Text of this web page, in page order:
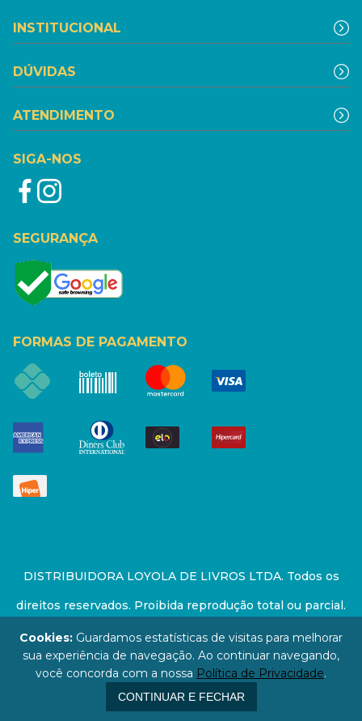
INSTITUCIONAL
DÚVIDAS
ATENDIMENTO
SIGA-NOS
SEGURANÇA
FORMAS DE PAGAMENTO
DISTRIBUIDORA LOYOLA DE LIVROS LTDA. Todos os
direitos reservados. Proibida reprodução total ou parcial.
Preços e estoque sujeito a alterações sem aviso prévio.
67.946.814/0001-94 - LOJA - Rua Senador Feijó - São
Paulo / SP - CEP: 01006-000
Cookies: Guardamos estatísticas de visitas para melhorar
sua experiência de navegação. Ao continuar navegando,
você concorda com a nossa Política de Privacidade.
CONTINUAR E FECHAR